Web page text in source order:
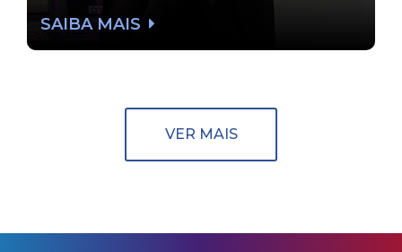
SAIBA MAIS
VER MAIS